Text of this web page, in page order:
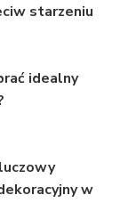
starzeniu
idealny
w